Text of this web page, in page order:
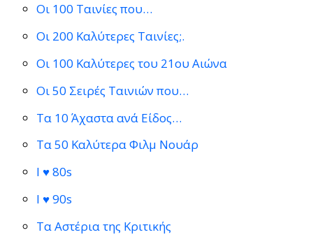
Οι 100 Ταινίες που…
Οι 200 Καλύτερες Ταινίες;.
Οι 100 Καλύτερες του 21ου Αιώνα
Οι 50 Σειρές Ταινιών που…
Τα 10 Άχαστα ανά Είδος…
Τα 50 Καλύτερα Φιλμ Νουάρ
I ♥ 80s
I ♥ 90s
Τα Αστέρια της Κριτικής